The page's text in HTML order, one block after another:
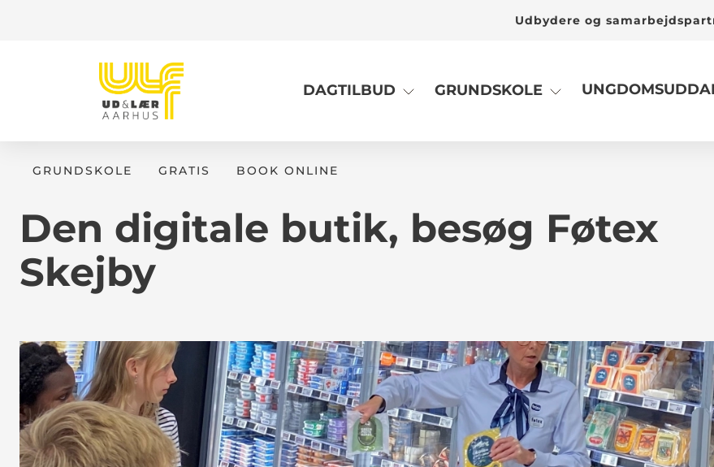
Udbydere og
DAGTILBUD GRUNDSKOLE
GRUNDSKOLE GRATIS BOOK ONLINE
Den digitale butik, besøg Føtex
Skejby